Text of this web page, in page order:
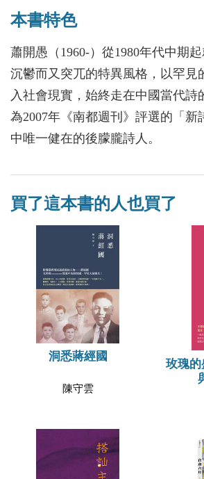
本書特色
蕭開愚（1960-）從1980年代中期
沉鬱而又突兀的特異風格，以罕見
入社會現實，始終走在中國當代詩
為2007年《南都週刊》評選的「新
中唯一健在的後朦朧詩人。
買了這本書的人也買了
洞悉蔣經國
陳守雲
玫瑰